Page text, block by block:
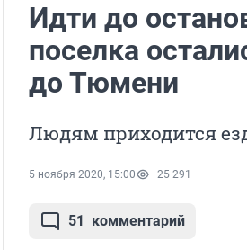
Идти до
поселка
до Тюмени
Людям приходится
5 ноября 2020, 15:00 25 291
51 комментарий